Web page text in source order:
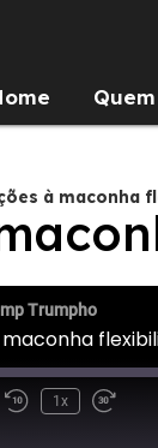
à maconha
Trumpho
1x